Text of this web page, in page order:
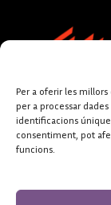
Per a oferir les
per a processar
identificacions
consentiment, pot
funcions.
FUNDACIÓ